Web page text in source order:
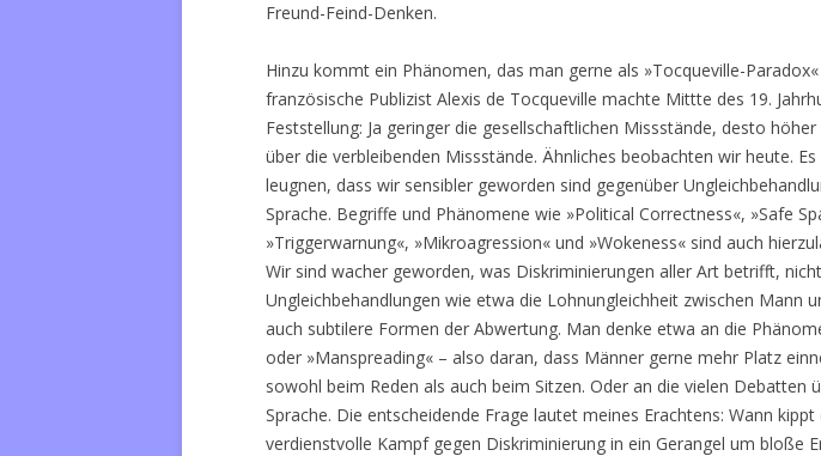
Freund-Feind-Denken.
Hinzu kommt ein Phänomen, das man gerne als »Tocqueville-
französische Publizist Alexis de Tocqueville machte Mittte des 19.
Feststellung: Ja geringer die gesellschaftlichen Missstände, desto
über die verbleibenden Missstände. Ähnliches beobachten wir heute.
leugnen, dass wir sensibler geworden sind gegenüber
Sprache. Begriffe und Phänomene wie »Political Correctness«, »Safe
»Triggerwarnung«, »Mikroagression« und »Wokeness« sind auch
Wir sind wacher geworden, was Diskriminierungen aller Art betrifft,
Ungleichbehandlungen wie etwa die Lohnungleichheit zwischen Mann
auch subtilere Formen der Abwertung. Man denke etwa an die
oder »Manspreading« – also daran, dass Männer gerne mehr Platz
sowohl beim Reden als auch beim Sitzen. Oder an die vielen Debatten
Sprache. Die entscheidende Frage lautet meines Erachtens: Wann
verdienstvolle Kampf gegen Diskriminierung in ein Gerangel um bloße